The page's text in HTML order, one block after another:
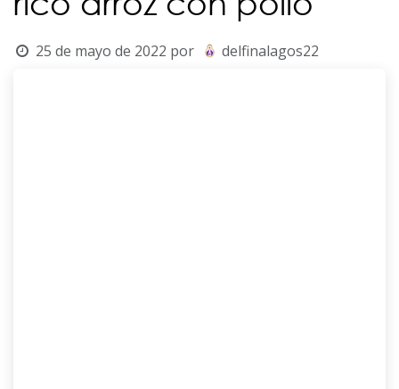
25 de mayo de 2022 por delfinalagos22